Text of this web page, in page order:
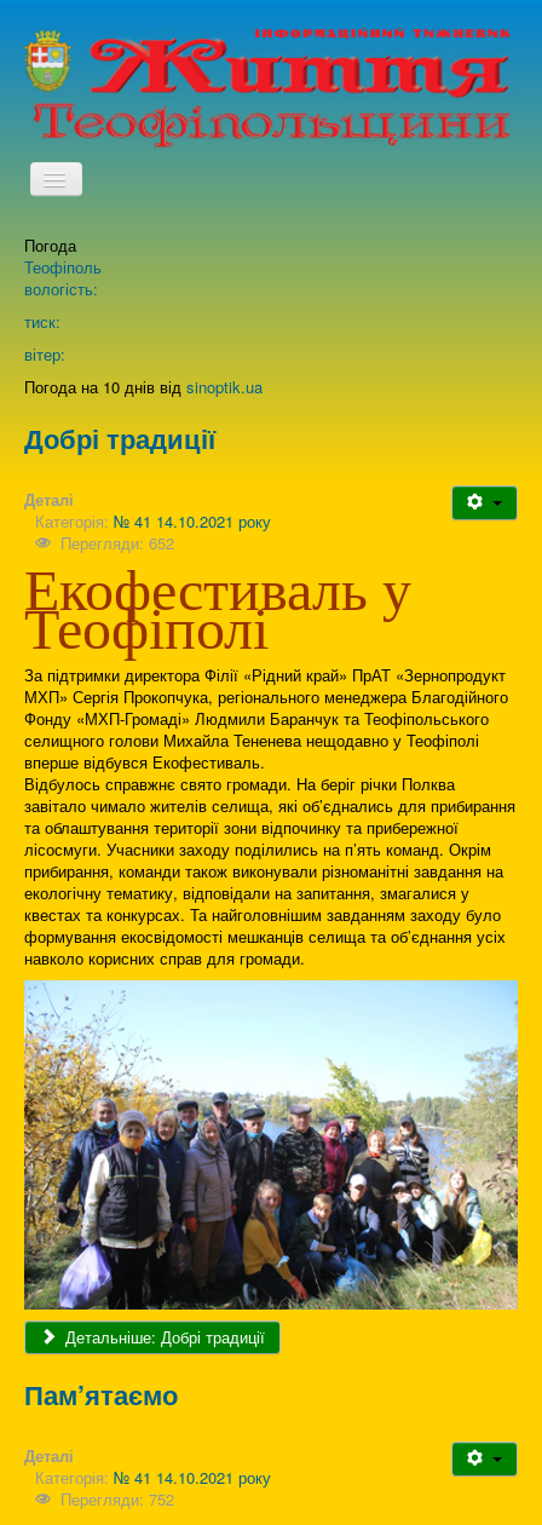
TPL_PROTOSTAR_TOGGLE_MENU
Про нас
Погода
Теофіполь
вологість:
тиск:
вітер:
Погода на 10 днів від sinoptik.ua
Добрі традиції
Деталі
Категорія: № 41 14.10.2021 року
Перегляди: 652
Екофестиваль у
Теофіполі
За підтримки директора Філії «Рідний край» ПрАТ «Зернопродукт
МХП» Сергія Прокопчука, регіонального менеджера Благодійного
Фонду «МХП-Громаді» Людмили Баранчук та Теофіпольського
селищного голови Михайла Тененева нещодавно у Теофіполі
вперше відбувся Екофестиваль.
Відбулось справжнє свято громади. На беріг річки Полква
завітало чимало жителів селища, які об’єднались для прибирання
та облаштування території зони відпочинку та прибережної
лісосмуги. Учасники заходу поділились на п’ять команд. Окрім
прибирання, команди також виконували різноманітні завдання на
екологічну тематику, відповідали на запитання, змагалися у
квестах та конкурсах. Та найголовнішим завданням заходу було
формування екосвідомості мешканців селища та об’єднання усіх
навколо корисних справ для громади.
Детальніше: Добрі традиції
Пам’ятаємо
Деталі
Категорія: № 41 14.10.2021 року
Перегляди: 752